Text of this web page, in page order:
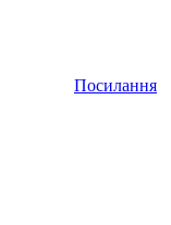
Посилання